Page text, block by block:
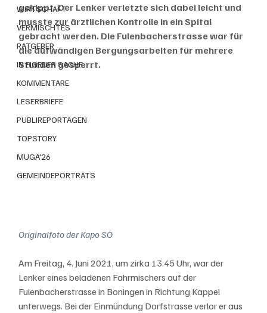
WIRTSCHAFT
VERMISCHTES
RATGEBER
IN EIGENER SACHE
KOMMENTARE
LESERBRIEFE
PUBLIREPORTAGEN
TOPSTORY
MUGA'26
GEMEINDEPORTRÄTS
gekippt. Der Lenker verletzte sich dabei leicht und
musste zur ärztlichen Kontrolle in ein Spital
gebracht werden. Die Fulenbacherstrasse war für
die aufwändigen Bergungsarbeiten für mehrere
Stunden gesperrt.
Originalfoto der Kapo SO
Am Freitag, 4. Juni 2021, um zirka 13.45 Uhr, war der
Lenker eines beladenen Fahrmischers auf der
Fulenbacherstrasse in Boningen in Richtung Kappel
unterwegs. Bei der Einmündung Dorfstrasse verlor er aus